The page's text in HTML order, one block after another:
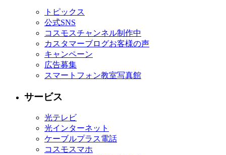
トピックス
公式SNS
コスモスチャンネル制作中
カスタマーブログお客様の声
キャンペーン
広告募集
スマートフォン教室写真館
サービス
光テレビ
光インターネット
ケーブルプラス電話
コスモスマホ